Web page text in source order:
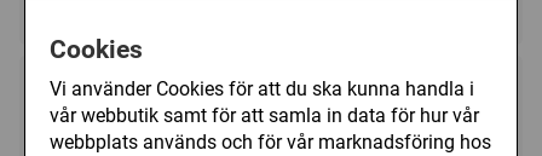
Cookies
Vi använder Cookies för att du ska kunna handla i
vår webbutik samt för att samla in data för hur vår
webbplats används och för vår marknadsföring hos
158 kr Utgått